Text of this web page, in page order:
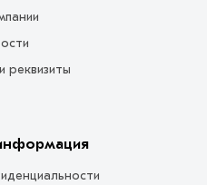
реквизиты